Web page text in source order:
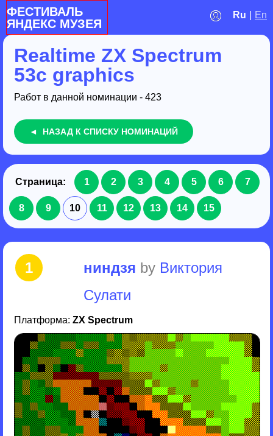
ФЕСТИВАЛЬ
ЯНДЕКС МУЗЕЯ
Ru En
Realtime ZX Spectrum
53c graphics
Работ в данной номинации - 423
◄ НАЗАД К СПИСКУ НОМИНАЦИЙ
1 2 3 4 5 6 7
8 9 10 11 12 13 14 15
1 ниндзя by Виктория
Сулати
Платформа: ZX Spectrum